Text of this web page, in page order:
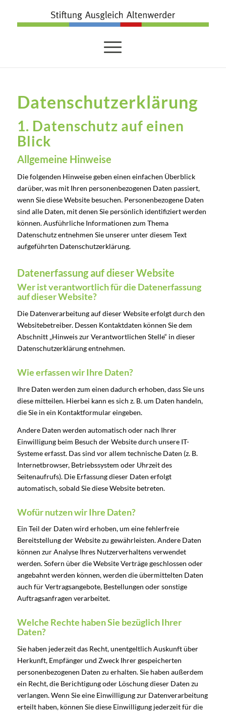
Datenschutz­erklärung
1. Datenschutz auf einen
Blick
Allgemeine Hinweise
Die folgenden Hinweise geben einen einfachen Überblick
darüber, was mit Ihren personenbezogenen Daten passiert,
wenn Sie diese Website besuchen. Personenbezogene Daten
sind alle Daten, mit denen Sie persönlich identifiziert werden
können. Ausführliche Informationen zum Thema
Datenschutz entnehmen Sie unserer unter diesem Text
aufgeführten Datenschutzerklärung.
Datenerfassung auf dieser Website
Wer ist verantwortlich für die Datenerfassung
auf dieser Website?
Die Datenverarbeitung auf dieser Website erfolgt durch den
Websitebetreiber. Dessen Kontaktdaten können Sie dem
Abschnitt „Hinweis zur Verantwortlichen Stelle“ in dieser
Datenschutzerklärung entnehmen.
Wie erfassen wir Ihre Daten?
Ihre Daten werden zum einen dadurch erhoben, dass Sie uns
diese mitteilen. Hierbei kann es sich z. B. um Daten handeln,
die Sie in ein Kontaktformular eingeben.
Andere Daten werden automatisch oder nach Ihrer
Einwilligung beim Besuch der Website durch unsere IT-
Systeme erfasst. Das sind vor allem technische Daten (z. B.
Internetbrowser, Betriebssystem oder Uhrzeit des
Seitenaufrufs). Die Erfassung dieser Daten erfolgt
automatisch, sobald Sie diese Website betreten.
Wofür nutzen wir Ihre Daten?
Ein Teil der Daten wird erhoben, um eine fehlerfreie
Bereitstellung der Website zu gewährleisten. Andere Daten
können zur Analyse Ihres Nutzerverhaltens verwendet
werden. Sofern über die Website Verträge geschlossen oder
angebahnt werden können, werden die übermittelten Daten
auch für Vertragsangebote, Bestellungen oder sonstige
Auftragsanfragen verarbeitet.
Welche Rechte haben Sie bezüglich Ihrer
Daten?
Sie haben jederzeit das Recht, unentgeltlich Auskunft über
Herkunft, Empfänger und Zweck Ihrer gespeicherten
personenbezogenen Daten zu erhalten. Sie haben außerdem
ein Recht, die Berichtigung oder Löschung dieser Daten zu
verlangen. Wenn Sie eine Einwilligung zur Datenverarbeitung
erteilt haben, können Sie diese Einwilligung jederzeit für die